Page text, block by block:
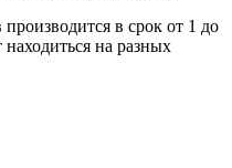
в срок от 1 до
на разных